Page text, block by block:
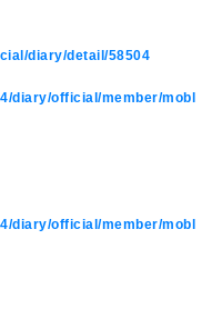
diary/detail/58504
diary/official/member/mobl
diary/official/member/mobl